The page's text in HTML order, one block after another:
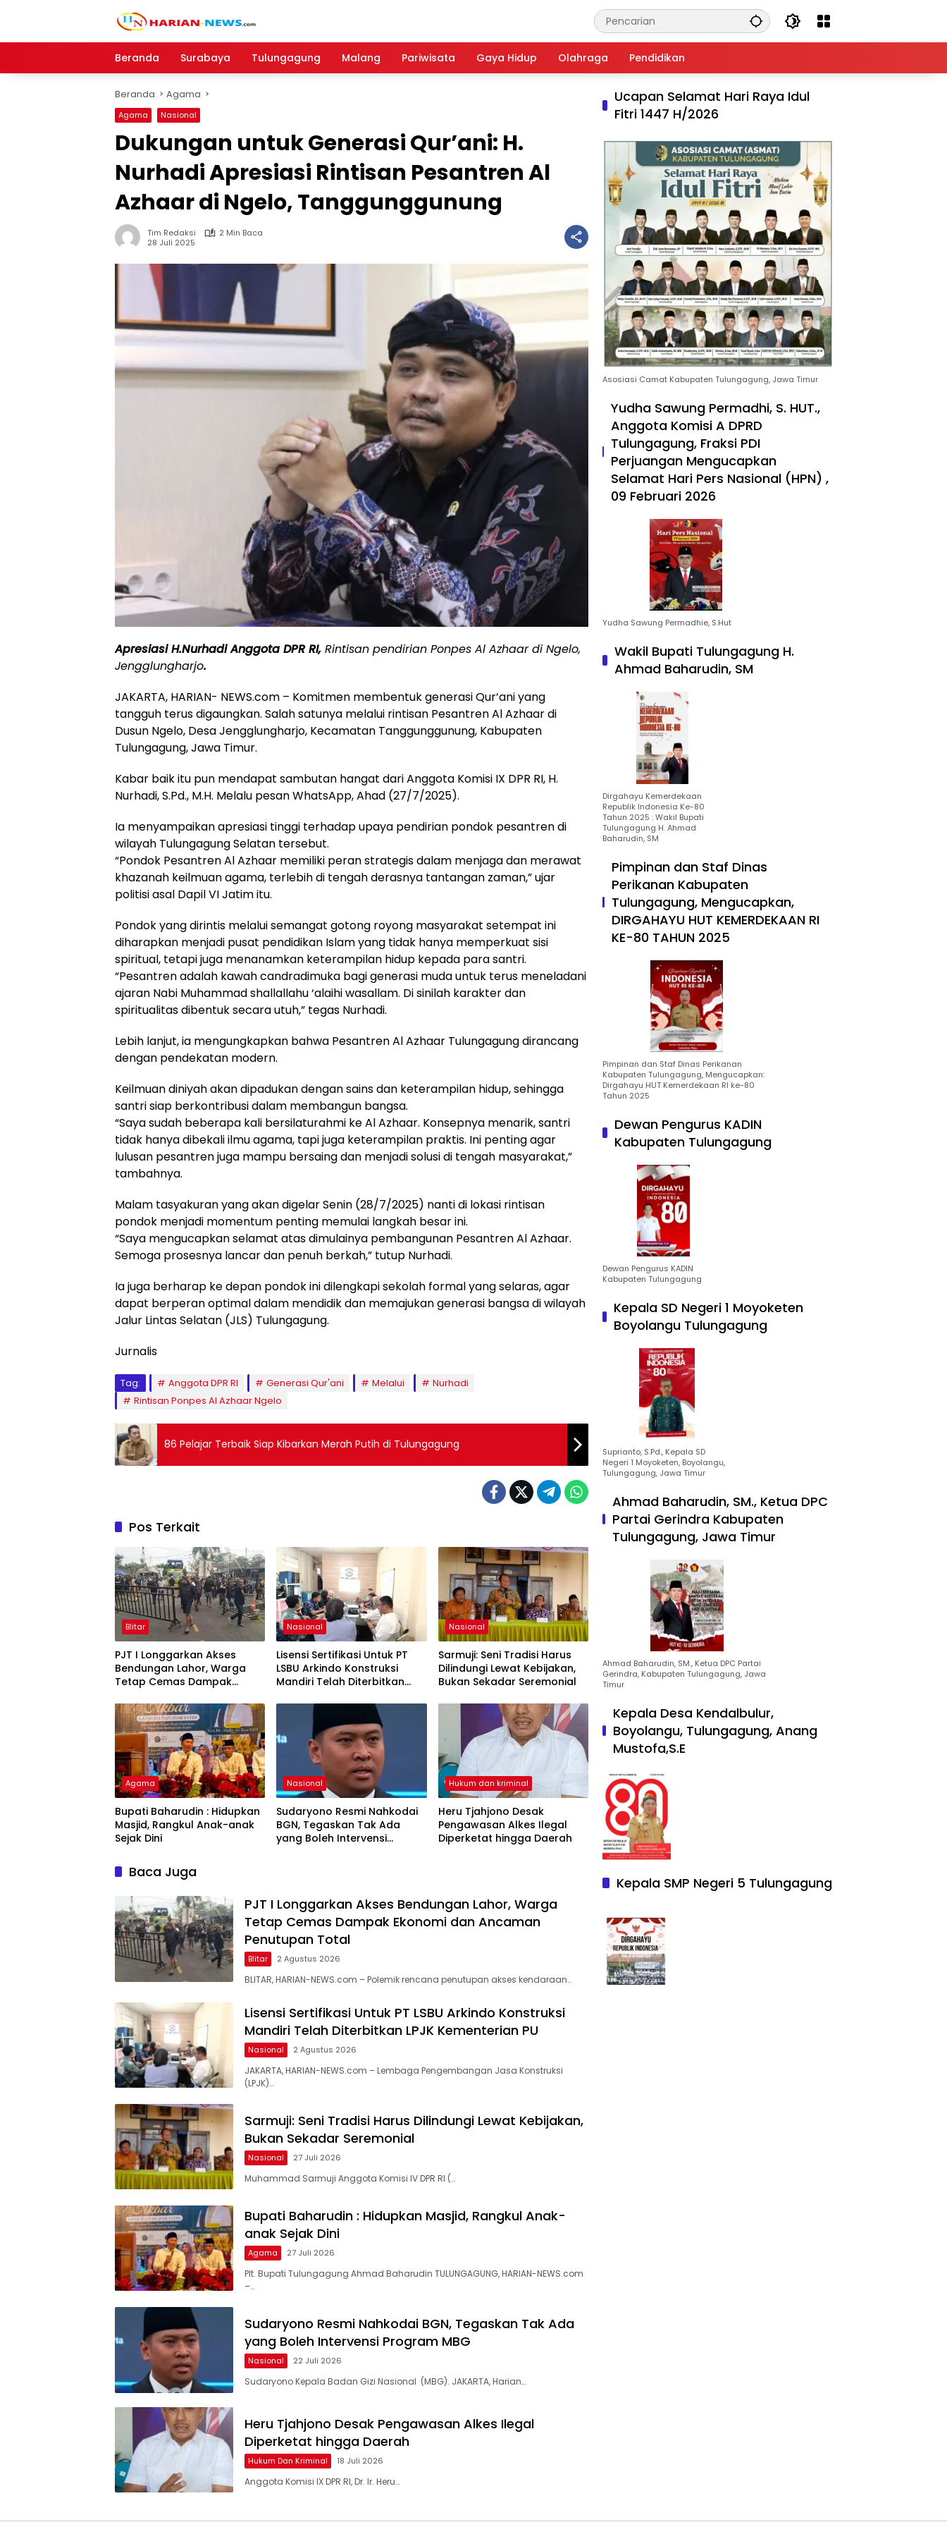
Beranda
Surabaya Tulungagung Malang Pariwisata Gaya Hidup Olahraga Pendidikan
Beranda Agama
Agama Nasional
Dukungan untuk Generasi Qur’ani: H.
Nurhadi Apresiasi Rintisan Pesantren Al
Azhaar di Ngelo, Tanggunggunung
Tim Redaksi
2 Min Baca
28 Juli 2025
Apresiasi H.Nurhadi Anggota DPR RI, Rintisan pendirian Ponpes Al Azhaar di Ngelo,
Jengglungharjo.
JAKARTA, HARIAN- NEWS.com – Komitmen membentuk generasi Qur’ani yang
tangguh terus digaungkan. Salah satunya melalui rintisan Pesantren Al Azhaar di
Dusun Ngelo, Desa Jengglungharjo, Kecamatan Tanggunggunung, Kabupaten
Tulungagung, Jawa Timur.
Kabar baik itu pun mendapat sambutan hangat dari Anggota Komisi IX DPR RI, H.
Nurhadi, S.Pd., M.H. Melalu pesan WhatsApp, Ahad (27/7/2025).
Ia menyampaikan apresiasi tinggi terhadap upaya pendirian pondok pesantren di
wilayah Tulungagung Selatan tersebut.
“Pondok Pesantren Al Azhaar memiliki peran strategis dalam menjaga dan merawat
khazanah keilmuan agama, terlebih di tengah derasnya tantangan zaman,” ujar
politisi asal Dapil VI Jatim itu.
Pondok yang dirintis melalui semangat gotong royong masyarakat setempat ini
diharapkan menjadi pusat pendidikan Islam yang tidak hanya memperkuat sisi
spiritual, tetapi juga menanamkan keterampilan hidup kepada para santri.
“Pesantren adalah kawah candradimuka bagi generasi muda untuk terus meneladani
ajaran Nabi Muhammad shallallahu ‘alaihi wasallam. Di sinilah karakter dan
spiritualitas dibentuk secara utuh,” tegas Nurhadi.
Lebih lanjut, ia mengungkapkan bahwa Pesantren Al Azhaar Tulungagung dirancang
dengan pendekatan modern.
Keilmuan diniyah akan dipadukan dengan sains dan keterampilan hidup, sehingga
santri siap berkontribusi dalam membangun bangsa.
“Saya sudah beberapa kali bersilaturahmi ke Al Azhaar. Konsepnya menarik, santri
tidak hanya dibekali ilmu agama, tapi juga keterampilan praktis. Ini penting agar
lulusan pesantren juga mampu bersaing dan menjadi solusi di tengah masyarakat,”
tambahnya.
Malam tasyakuran yang akan digelar Senin (28/7/2025) nanti di lokasi rintisan
pondok menjadi momentum penting memulai langkah besar ini.
“Saya mengucapkan selamat atas dimulainya pembangunan Pesantren Al Azhaar.
Semoga prosesnya lancar dan penuh berkah,” tutup Nurhadi.
Ia juga berharap ke depan pondok ini dilengkapi sekolah formal yang selaras, agar
dapat berperan optimal dalam mendidik dan memajukan generasi bangsa di wilayah
Jalur Lintas Selatan (JLS) Tulungagung.
Jurnalis
Tag: Anggota DPR RI Generasi Qur'ani Melalui
Nurhadi
Rintisan Ponpes Al Azhaar Ngelo
86 Pelajar Terbaik Siap Kibarkan Merah Putih di Tulungagung
Pos Terkait
Blitar
PJT I Longgarkan Akses
Bendungan Lahor, Warga
Tetap Cemas Dampak
Penutupan Total
Nasional
Lisensi Sertifikasi Untuk PT
LSBU Arkindo Konstruksi
Mandiri Telah Diterbitkan
Nasional
Sarmuji: Seni Tradisi Harus
Dilindungi Lewat Kebijakan,
Bukan Sekadar Seremonial
Agama
Bupati Baharudin : Hidupkan
Masjid, Rangkul Anak-anak
Sejak Dini
Nasional
Sudaryono Resmi Nahkodai
BGN, Tegaskan Tak Ada
yang Boleh Intervensi
Hukum dan kriminal
Heru Tjahjono Desak
Pengawasan Alkes Ilegal
Diperketat hingga Daerah
Baca Juga
PJT I Longgarkan Akses Bendungan Lahor, Warga
Tetap Cemas Dampak Ekonomi dan Ancaman
Penutupan Total
Blitar 2 Agustus 2026
BLITAR, HARIAN-NEWS.com – Polemik rencana penutupan akses kendaraan…
Lisensi Sertifikasi Untuk PT LSBU Arkindo Konstruksi
Mandiri Telah Diterbitkan LPJK Kementerian PU
Nasional 2 Agustus 2026
JAKARTA, HARIAN-NEWS.com – Lembaga Pengembangan Jasa Konstruksi
(LPJK)…
Sarmuji: Seni Tradisi Harus Dilindungi Lewat Kebijakan,
Bukan Sekadar Seremonial
Nasional 27 Juli 2026
Muhammad Sarmuji Anggota Komisi IV DPR RI (…
Bupati Baharudin : Hidupkan Masjid, Rangkul Anak-
anak Sejak Dini
Agama 27 Juli 2026
Plt. Bupati Tulungagung Ahmad Baharudin TULUNGAGUNG, HARIAN-NEWS.com
–…
Sudaryono Resmi Nahkodai BGN, Tegaskan Tak Ada
yang Boleh Intervensi Program MBG
Nasional 22 Juli 2026
Sudaryono Kepala Badan Gizi Nasional (MBG). JAKARTA, Harian…
Heru Tjahjono Desak Pengawasan Alkes Ilegal
Diperketat hingga Daerah
Hukum Dan Kriminal 18 Juli 2026
Anggota Komisi IX DPR RI, Dr. Ir. Heru…
Ucapan Selamat Hari Raya Idul
Fitri 1447 H/2026
Asosiasi Camat Kabupaten Tulungagung, Jawa Timur
Yudha Sawung Permadhi, S. HUT.,
Anggota Komisi A DPRD
Tulungagung, Fraksi PDI
Perjuangan Mengucapkan
Selamat Hari Pers Nasional (HPN) ,
09 Februari 2026
Yudha Sawung Permadhie, S.Hut
Wakil Bupati Tulungagung H.
Ahmad Baharudin, SM
Dirgahayu Kemerdekaan
Republik Indonesia Ke-80
Tahun 2025 : Wakil Bupati
Tulungagung H. Ahmad
Baharudin, SM
Pimpinan dan Staf Dinas
Perikanan Kabupaten
Tulungagung, Mengucapkan,
DIRGAHAYU HUT KEMERDEKAAN RI
KE-80 TAHUN 2025
Pimpinan dan Staf Dinas Perikanan
Kabupaten Tulungagung, Mengucapkan:
Dirgahayu HUT Kemerdekaan RI ke-80
Tahun 2025
Dewan Pengurus KADIN
Kabupaten Tulungagung
Dewan Pengurus KADIN
Kabupaten Tulungagung
Kepala SD Negeri 1 Moyoketen
Boyolangu Tulungagung
Suprianto, S.Pd., Kepala SD
Negeri 1 Moyoketen, Boyolangu,
Tulungagung, Jawa Timur
Ahmad Baharudin, SM., Ketua DPC
Partai Gerindra Kabupaten
Tulungagung, Jawa Timur
Ahmad Baharudin, SM., Ketua DPC Partai
Gerindra, Kabupaten Tulungagung, Jawa
Timur
Kepala Desa Kendalbulur,
Boyolangu, Tulungagung, Anang
Mustofa,S.E
Kepala SMP Negeri 5 Tulungagung